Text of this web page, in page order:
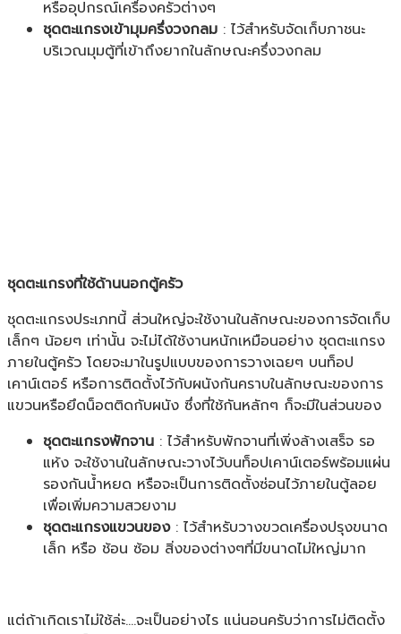
หรืออุปกรณ์เครื่องครัวต่างๆ
ชุดตะแกรงเข้ามุมครึ่งวงกลม : ไว้สำหรับจัดเก็บภาชนะ
บริเวณมุมตู้ที่เข้าถึงยากในลักษณะครึ่งวงกลม
ชุดตะแกรงที่ใช้ด้านนอกตู้ครัว
ชุดตะแกรงประเภทนี้ ส่วนใหญ่จะใช้งานในลักษณะของการจัดเก็บ
เล็กๆ น้อยๆ เท่านั้น จะไม่ได้ใช้งานหนักเหมือนอย่าง ชุดตะแกรง
ภายในตู้ครัว โดยจะมาในรูปแบบของการวางเฉยๆ บนท็อป
เคาน์เตอร์ หรือการติดตั้งไว้กับผนังกันคราบในลักษณะของการ
แขวนหรือยึดน็อตติดกับผนัง ซึ่งที่ใช้กันหลักๆ ก็จะมีในส่วนของ
ชุดตะแกรงพักจาน : ไว้สำหรับพักจานที่เพิ่งล้างเสร็จ รอ
แห้ง จะใช้งานในลักษณะวางไว้บนท็อปเคาน์เตอร์พร้อมแผ่น
รองกันน้ำหยด หรือจะเป็นการติดตั้งซ่อนไว้ภายในตู้ลอย
เพื่อเพิ่มความสวยงาม
ชุดตะแกรงแขวนของ: ไว้สำหรับวางขวดเครื่องปรุงขนาด
เล็ก หรือ ช้อน ซ้อม สิ่งของต่างๆที่มีขนาดไม่ใหญ่มาก
แต่ถ้าเกิดเราไม่ใช้ล่ะ….จะเป็นอย่างไร แน่นอนครับว่าการไม่ติดตั้ง